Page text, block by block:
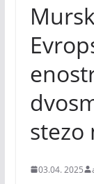
stezo
03.04. 2025